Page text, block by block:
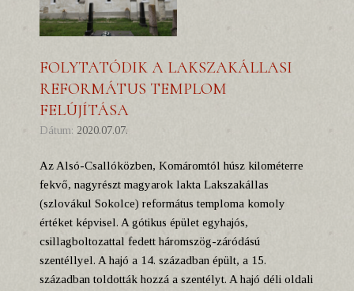
FOLYTATÓDIK A LAKSZAKÁLLASI
REFORMÁTUS TEMPLOM
FELÚJÍTÁSA
Dátum: 2020.07.07.
Az Alsó-Csallóközben, Komáromtól húsz kilométerre
fekvő, nagyrészt magyarok lakta Lakszakállas
(szlovákul Sokolce) református temploma komoly
értéket képvisel. A gótikus épület egyhajós,
csillagboltozattal fedett háromszög-záródású
szentéllyel. A hajó a 14. században épült, a 15.
században toldották hozzá a szentélyt. A hajó déli oldali